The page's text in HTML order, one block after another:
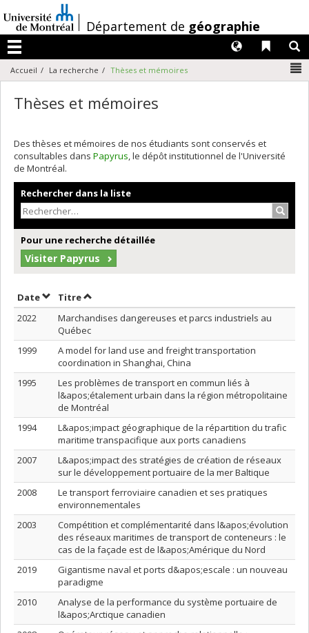
au
contenu
/Département de géographie
Menu
Liens
Langues
Accueil La recherche Thèses et mémoires
Thèses et mémoires
Des thèses et mémoires de nos étudiants sont conservés et
consultables dans Papyrus, le dépôt institutionnel de l'Université
de Montréal.
Rechercher dans la liste
Pour une recherche détaillée
Visiter Papyrus
DateTrier par date en ordre croissant
TitreTrier par titre en ordre croissant
2022
Marchandises dangereuses et parcs industriels au
Québec
1999
A model for land use and freight transportation
coordination in Shanghai, China
1995
Les problèmes de transport en commun liés à
l&apos;étalement urbain dans la région métropolitaine
de Montréal
1994
L&apos;impact géographique de la répartition du trafic
maritime transpacifique aux ports canadiens
2007
L&apos;impact des stratégies de création de réseaux
sur le développement portuaire de la mer Baltique
2008
Le transport ferroviaire canadien et ses pratiques
environnementales
2003
Compétition et complémentarité dans l&apos;évolution
des réseaux maritimes de transport de conteneurs : le
cas de la façade est de l&apos;Amérique du Nord
2019
Gigantisme naval et ports d&apos;escale : un nouveau
paradigme
2010
Analyse de la performance du système portuaire de
l&apos;Arctique canadien